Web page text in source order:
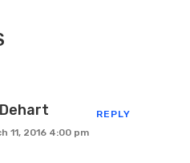
REPLY
11, 2016 4:00 pm